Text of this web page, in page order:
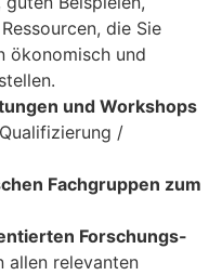
die Sie
ökonomisch und
und Workshops
/
Fachgruppen zum
Forschungs-
allen relevanten